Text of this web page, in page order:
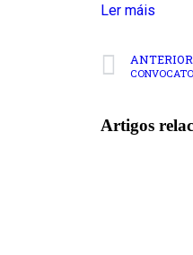
Ler máis
ANTERIOR
Artigos